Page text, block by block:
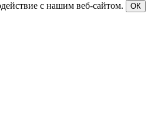
с нашим веб-сайтом.
ОК